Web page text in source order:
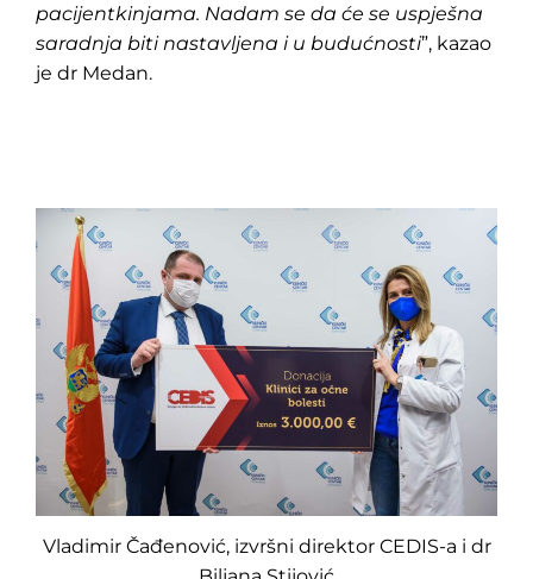
pacijentkinjama. Nadam se da će se uspješna
saradnja biti nastavljena i u budućnosti”, kazao
je dr Medan.
Vladimir Čađenović, izvršni direktor CEDIS-a i dr